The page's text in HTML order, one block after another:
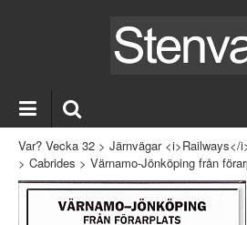
Var? Vecka 32 > Järnvägar <i>Railways</
> Cabrides > Värnamo-Jönköping från